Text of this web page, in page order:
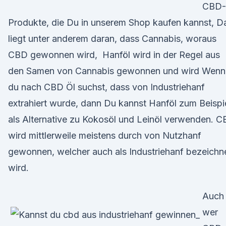
CBD-
Produkte, die Du in unserem Shop kaufen kannst,
liegt unter anderem daran, dass Cannabis, woraus
CBD gewonnen wird, Hanföl wird in der Regel aus
den Samen von Cannabis gewonnen und wird Wenn
du nach CBD Öl suchst, dass von Industriehanf
extrahiert wurde, dann Du kannst Hanföl zum
als Alternative zu Kokosöl und Leinöl verwenden.
wird mittlerweile meistens durch von Nutzhanf
gewonnen, welcher auch als Industriehanf
wird.
Auch
wer